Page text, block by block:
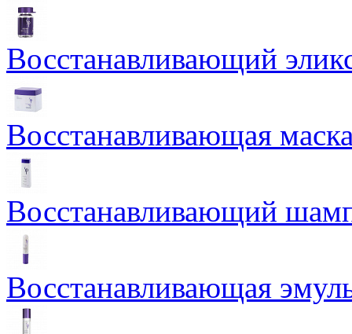
Восстанавливающий
Восстанавливающая
Восстанавливающий
Восстанавливающая